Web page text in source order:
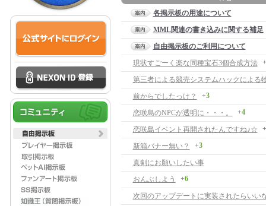
各掲示板の用途について
MML関連の書き込みに関する補足
自由掲示板のご利用について
現状すごーく楽な同種宝石3個合成方法
前からでしたっけ？ +3
恋咲島のNPCが透明に・・・。 +4
恋咲島イベント再開されたんですね♪☆
新箱バナー無い？ +3
真剣にお願いしたい事
おんぶしよう
+6
次回のアップデートに実装されたらいい